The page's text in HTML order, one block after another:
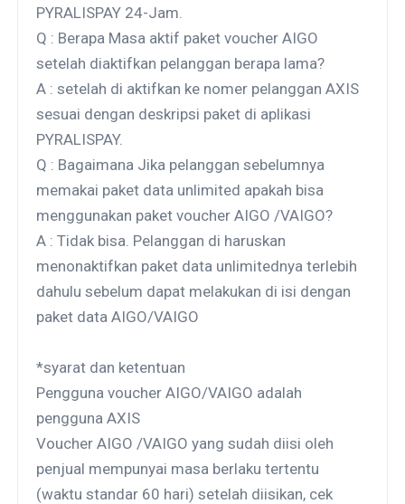
PYRALISPAY 24-Jam.
Q : Berapa Masa aktif paket voucher AIGO
setelah diaktifkan pelanggan berapa lama?
A : setelah di aktifkan ke nomer pelanggan AXIS
sesuai dengan deskripsi paket di aplikasi
PYRALISPAY.
Q : Bagaimana Jika pelanggan sebelumnya
memakai paket data unlimited apakah bisa
menggunakan paket voucher AIGO /VAIGO?
A : Tidak bisa. Pelanggan di haruskan
menonaktifkan paket data unlimitednya terlebih
dahulu sebelum dapat melakukan di isi dengan
paket data AIGO/VAIGO
*syarat dan ketentuan
Pengguna voucher AIGO/VAIGO adalah
pengguna AXIS
Voucher AIGO /VAIGO yang sudah diisi oleh
penjual mempunyai masa berlaku tertentu
(waktu standar 60 hari) setelah diisikan, cek